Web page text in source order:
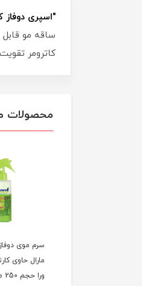
"اسپری دوفاز
ساقه مو
کاترومر
محصولات
سرم موی
مارال حاوی
ورا حجم 250 میلی لیتر